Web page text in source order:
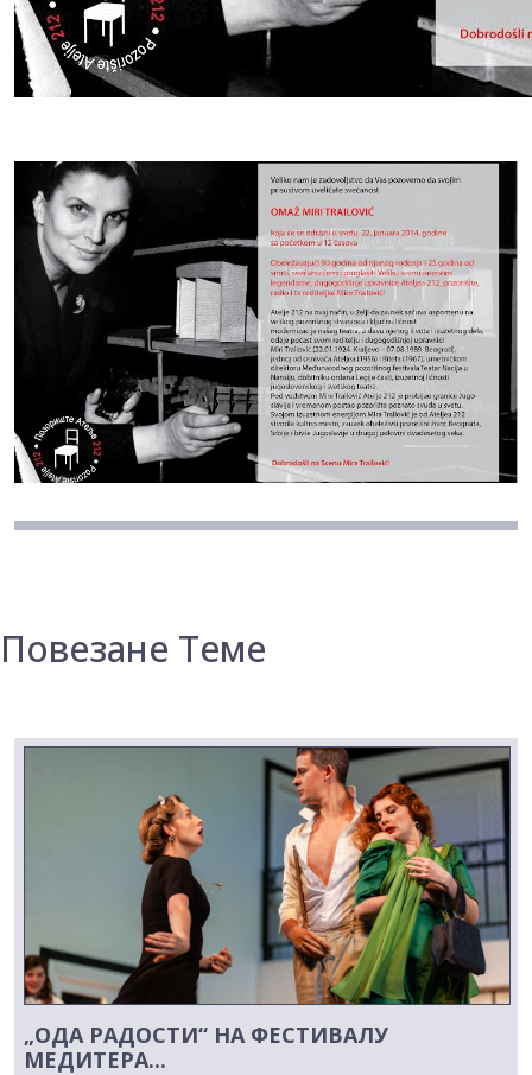
Повезане Теме
„ОДА РАДОСТИ“ НА ФЕСТИВАЛУ
МЕДИТЕРА...